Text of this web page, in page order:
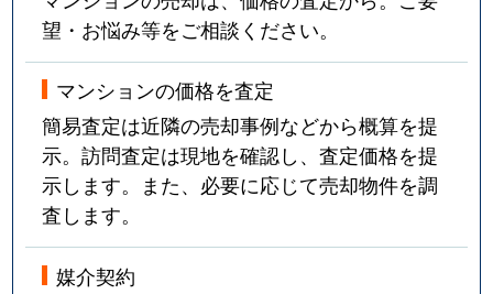
望・お悩み等をご相談ください。
マンションの価格を査定
簡易査定は近隣の売却事例などから概算を提
示。訪問査定は現地を確認し、査定価格を提
示します。また、必要に応じて売却物件を調
査します。
媒介契約